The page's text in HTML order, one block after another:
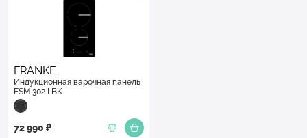
FRANKE
Индукционная варочная панель
FSM 302 I BK
72 990 ₽